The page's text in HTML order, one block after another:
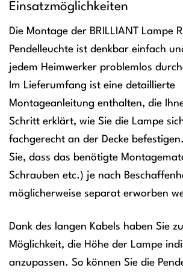
Einsatzmöglichkeiten
Die Montage der BRILLIANT Lampe
Pendelleuchte ist denkbar einfach
jedem Heimwerker problemlos
Im Lieferumfang ist eine detaillierte
Montageanleitung enthalten, die
Schritt erklärt, wie Sie die Lampe
fachgerecht an der Decke
Sie, dass das benötigte
Schrauben etc.) je nach
möglicherweise separat erworben
Dank des langen Kabels haben Sie
Möglichkeit, die Höhe der Lampe
anzupassen. So können Sie die